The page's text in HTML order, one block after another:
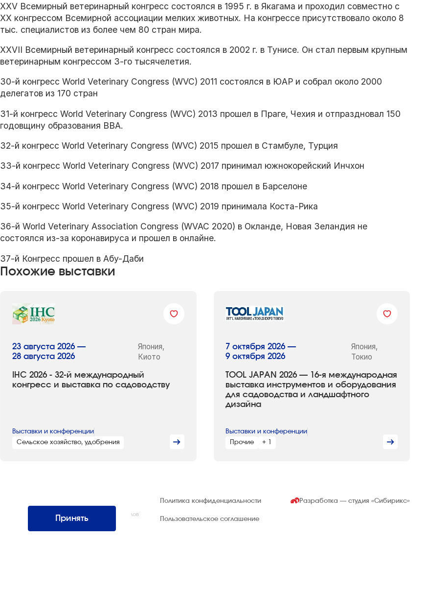
ХХV Всемирный ветеринарный конгресс состоялся в 1995 г. в Якагама и проходил совместно с
XX конгрессом Всемирной ассоциации мелких животных. На конгрессе присутствовало около 8
тыс. специалистов из более чем 80 стран мира.
XXVII Всемирный ветеринарный конгресс состоялся в 2002 г. в Тунисе. Он стал первым крупным
ветеринарным конгрессом 3-го тысячелетия.
30-й конгресс World Veterinary Congress (WVC) 2011 состоялся в ЮАР и собрал около 2000
делегатов из 170 стран
31-й конгресс World Veterinary Congress (WVC) 2013 прошел в Праге, Чехия и отпраздновал 150
годовщину образования ВВА.
32-й конгресс World Veterinary Congress (WVC) 2015 прошел в Стамбуле, Турция
33-й конгресс World Veterinary Congress (WVC) 2017 принимал южнокорейский Инчхон
34-й конгресс World Veterinary Congress (WVC) 2018 прошел в Барселоне
35-й конгресс World Veterinary Congress (WVC) 2019 принимала Коста-Рика
36-й World Veterinary Association Congress (WVAC 2020) в Окланде, Новая Зеландия не
состоялся из-за коронавируса и прошел в онлайне.
37-й Конгресс прошел в Абу-Даби
Похожие выставки
IHC 2026 - 32-й международный
конгресс и выставка по садоводству
23 августа 2026 —
28 августа 2026
Япония,
Киото
Выставки и конференции
Сельское хозяйство, удобрения
TOOL JAPAN 2026 — 16-я международная
выставка инструментов и оборудования
для садоводства и ландшафтного
дизайна
7 октября 2026 —
9 октября 2026
Япония,
Токио
Выставки и конференции
Прочие
+ 1
Интернэшнл»
Все права защищены. Использование материалов
возможно только со ссылкой на источник.
Политика конфиденциальности
Пользовательское соглашение
Разработка — студия«Сибирикс»
Принять